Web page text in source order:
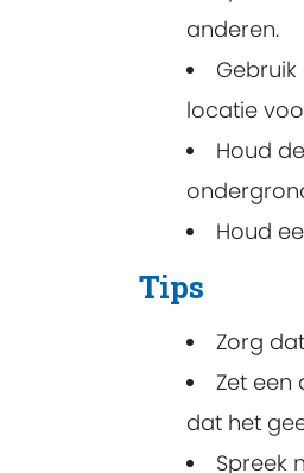
anderen.
locatie
Houd
Houd
Tips
Zorg
Zet een
dat het
Spreek